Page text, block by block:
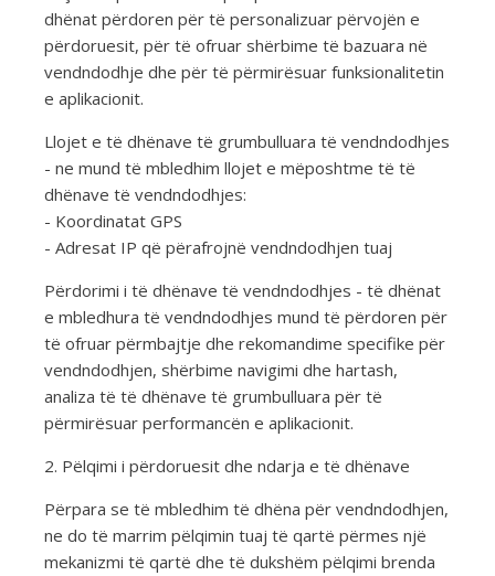
dhënat përdoren për të personalizuar përvojën e
përdoruesit, për të ofruar shërbime të bazuara në
vendndodhje dhe për të përmirësuar funksionalitetin
e aplikacionit.
Llojet e të dhënave të grumbulluara të vendndodhjes
- ne mund të mbledhim llojet e mëposhtme të të
dhënave të vendndodhjes:
- Koordinatat GPS
- Adresat IP që përafrojnë vendndodhjen tuaj
Përdorimi i të dhënave të vendndodhjes - të dhënat
e mbledhura të vendndodhjes mund të përdoren për
të ofruar përmbajtje dhe rekomandime specifike për
vendndodhjen, shërbime navigimi dhe hartash,
analiza të të dhënave të grumbulluara për të
përmirësuar performancën e aplikacionit.
2. Pëlqimi i përdoruesit dhe ndarja e të dhënave
Përpara se të mbledhim të dhëna për vendndodhjen,
ne do të marrim pëlqimin tuaj të qartë përmes një
mekanizmi të qartë dhe të dukshëm pëlqimi brenda